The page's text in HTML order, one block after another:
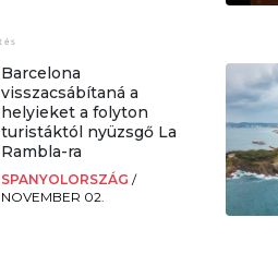
Barcelona
visszacsábítaná a
helyieket a folyton
turistáktól nyüzsgő La
Rambla-ra
SPANYOLORSZÁG/
NOVEMBER 02.